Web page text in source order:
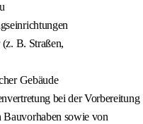
B. Straßen,
Gebäude
bei der Vorbereitung
sowie von